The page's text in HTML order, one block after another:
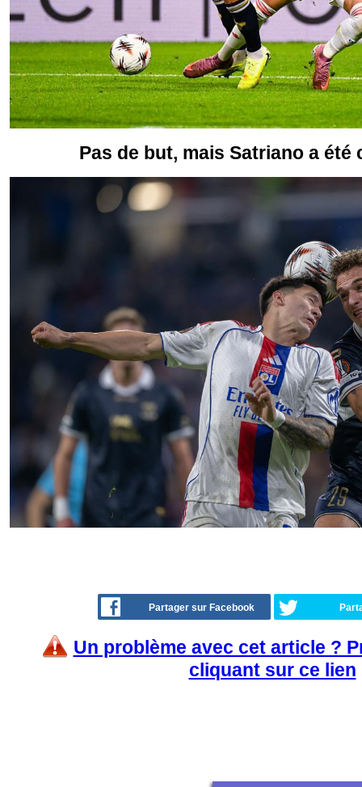
Pas de but, mais Satriano a été
Partager sur Facebook
Un problème avec cet article ?
cliquant sur ce lien